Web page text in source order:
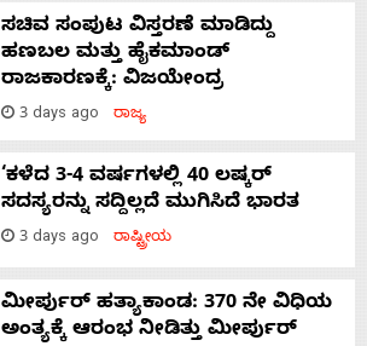
ಸಚಿವ ಸಂಪುಟ ವಿಸ್ತರಣೆ ಮಾಡಿದ್ದು
ಹಣಬಲ ಮತ್ತು ಹೈಕಮಾಂಡ್
ರಾಜಕಾರಣಕ್ಕೆ: ವಿಜಯೇಂದ್ರ
3 days ago ರಾಜ್ಯ
‘ಕಳೆದ 3-4 ವರ್ಷಗಳಲ್ಲಿ 40 ಲಷ್ಕರ್
ಸದಸ್ಯರನ್ನು ಸದ್ದಿಲ್ಲದೆ ಮುಗಿಸಿದೆ ಭಾರತ
3 days ago ರಾಷ್ಟ್ರೀಯ
ಮೀರ್ಪುರ್ ಹತ್ಯಾಕಾಂಡ: 370 ನೇ ವಿಧಿಯ
ಅಂತ್ಯಕ್ಕೆ ಆರಂಭ ನೀಡಿತ್ತು ಮೀರ್ಪುರ್